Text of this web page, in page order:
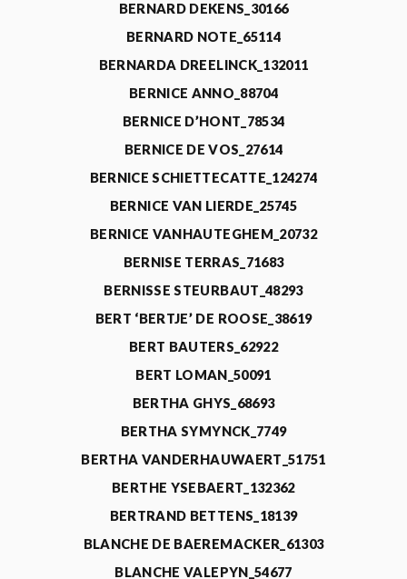
BERNARD DEKENS_30166
BERNARD NOTE_65114
BERNARDA DREELINCK_132011
BERNICE ANNO_88704
BERNICE D’HONT_78534
BERNICE DE VOS_27614
BERNICE SCHIETTECATTE_124274
BERNICE VAN LIERDE_25745
BERNICE VANHAUTEGHEM_20732
BERNISE TERRAS_71683
BERNISSE STEURBAUT_48293
BERT ‘BERTJE’ DE ROOSE_38619
BERT BAUTERS_62922
BERT LOMAN_50091
BERTHA GHYS_68693
BERTHA SYMYNCK_7749
BERTHA VANDERHAUWAERT_51751
BERTHE YSEBAERT_132362
BERTRAND BETTENS_18139
BLANCHE DE BAEREMACKER_61303
BLANCHE VALEPYN_54677